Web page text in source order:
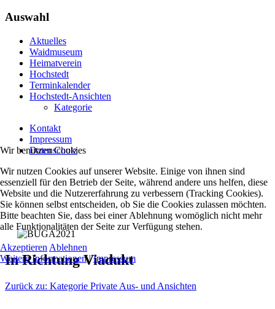
Auswahl
Aktuelles
Waidmuseum
Heimatverein
Hochstedt
Terminkalender
Hochstedt-Ansichten
Kategorie
Kontakt
Impressum
Datenschutz
In Richtung Viadukt
Zurück zu: Kategorie Private Aus- und Ansichten
Wir benutzen Cookies
Wir nutzen Cookies auf unserer Website. Einige von ihnen sind
essenziell für den Betrieb der Seite, während andere uns helfen, diese
Website und die Nutzererfahrung zu verbessern (Tracking Cookies).
Sie können selbst entscheiden, ob Sie die Cookies zulassen möchten.
Bitte beachten Sie, dass bei einer Ablehnung womöglich nicht mehr
alle Funktionalitäten der Seite zur Verfügung stehen.
Akzeptieren Ablehnen
Weitere Informationen|Impressum